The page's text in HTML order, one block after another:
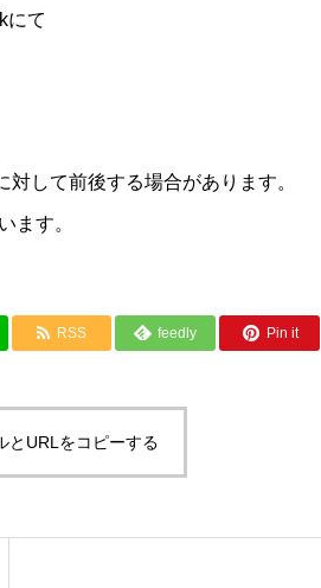
にて
して前後する場合があります。
ます。
RSS feedly Pin it
とURLをコピーする